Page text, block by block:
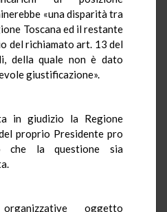
«una disparità tra
Toscana ed il restante
del richiamato art. 13 del
della quale non è dato
giustificazione».
in giudizio la Regione
proprio Presidente pro
che la questione sia
oggetto